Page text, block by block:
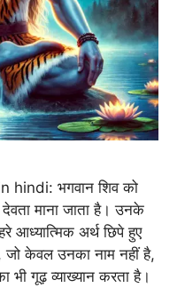
भगवान शिव को
माना जाता है। उनके
आध्यात्मिक अर्थ छिपे हुए
जो केवल उनका नाम नहीं है,
भी गूढ़ व्याख्यान करता है।